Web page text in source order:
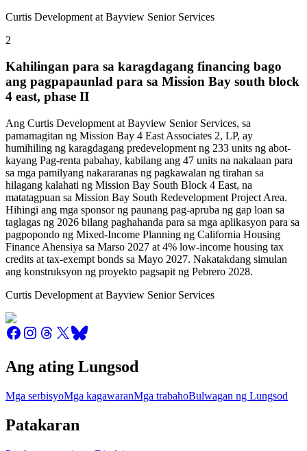
Curtis Development at Bayview Senior Services
2
Kahilingan para sa karagdagang financing bago
ang pagpapaunlad para sa Mission Bay south block
4 east, phase II
Ang Curtis Development at Bayview Senior Services, sa
pamamagitan ng Mission Bay 4 East Associates 2, LP, ay
humihiling ng karagdagang predevelopment ng 233 units ng abot-
kayang Pag-renta pabahay, kabilang ang 47 units na nakalaan para
sa mga pamilyang nakararanas ng pagkawalan ng tirahan sa
hilagang kalahati ng Mission Bay South Block 4 East, na
matatagpuan sa Mission Bay South Redevelopment Project Area.
Hihingi ang mga sponsor ng paunang pag-apruba ng gap loan sa
taglagas ng 2026 bilang paghahanda para sa mga aplikasyon para sa
pagpopondo ng Mixed-Income Planning ng California Housing
Finance Ahensiya sa Marso 2027 at 4% low-income housing tax
credits at tax-exempt bonds sa Mayo 2027. Nakatakdang simulan
ang konstruksyon ng proyekto pagsapit ng Pebrero 2028.
Curtis Development at Bayview Senior Services
Ang ating Lungsod
Mga serbisyoMga kagawaranMga trabahoBulwagan ng Lungsod
Patakaran